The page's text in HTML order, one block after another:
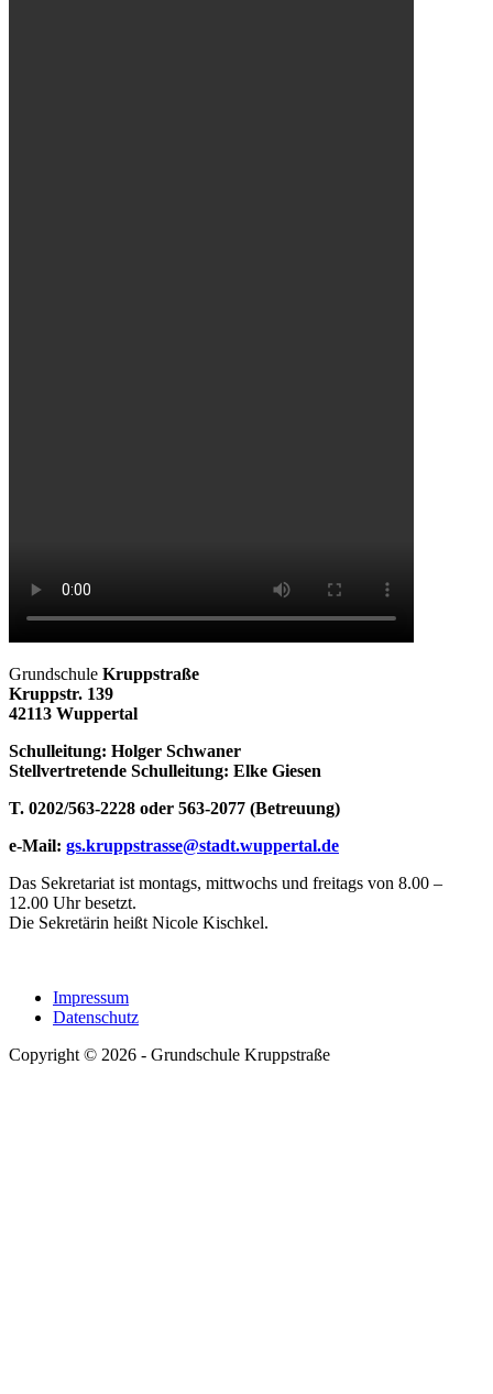
Grundschule Kruppstraße
Kruppstr. 139
42113 Wuppertal
Schulleitung: Holger Schwaner
Stellvertretende Schulleitung: Elke Giesen
T. 0202/563-2228 oder 563-2077 (Betreuung)
e-Mail: gs.kruppstrasse@stadt.wuppertal.de
Das Sekretariat ist montags, mittwochs und freitags von 8.00 –
12.00 Uhr besetzt.
Die Sekretärin heißt Nicole Kischkel.
Impressum
Datenschutz
Copyright © 2026 - Grundschule Kruppstraße